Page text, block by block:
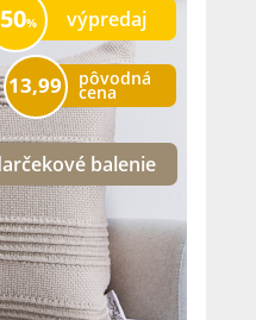
výpredaj
50
pôvodná
cena
13,99